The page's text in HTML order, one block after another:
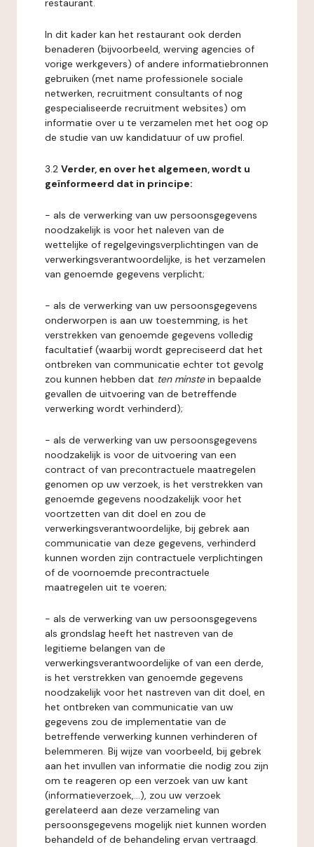
restaurant.
In dit kader kan het restaurant ook derden
benaderen (bijvoorbeeld, werving agencies of
vorige werkgevers) of andere informatiebronnen
gebruiken (met name professionele sociale
netwerken, recruitment consultants of nog
gespecialiseerde recruitment websites) om
informatie over u te verzamelen met het oog op
de studie van uw kandidatuur of uw profiel.
3.2 Verder, en over het algemeen, wordt u
geïnformeerd dat in principe:
- als de verwerking van uw persoonsgegevens
noodzakelijk is voor het naleven van de
wettelijke of regelgevingsverplichtingen van de
verwerkingsverantwoordelijke, is het verzamelen
van genoemde gegevens verplicht;
- als de verwerking van uw persoonsgegevens
onderworpen is aan uw toestemming, is het
verstrekken van genoemde gegevens volledig
facultatief (waarbij wordt gepreciseerd dat het
ontbreken van communicatie echter tot gevolg
zou kunnen hebben dat ten minstein bepaalde
gevallen de uitvoering van de betreffende
verwerking wordt verhinderd);
- als de verwerking van uw persoonsgegevens
noodzakelijk is voor de uitvoering van een
contract of van precontractuele maatregelen
genomen op uw verzoek, is het verstrekken van
genoemde gegevens noodzakelijk voor het
voortzetten van dit doel en zou de
verwerkingsverantwoordelijke, bij gebrek aan
communicatie van deze gegevens, verhinderd
kunnen worden zijn contractuele verplichtingen
of de voornoemde precontractuele
maatregelen uit te voeren;
- als de verwerking van uw persoonsgegevens
als grondslag heeft het nastreven van de
legitieme belangen van de
verwerkingsverantwoordelijke of van een derde,
is het verstrekken van genoemde gegevens
noodzakelijk voor het nastreven van dit doel, en
het ontbreken van communicatie van uw
gegevens zou de implementatie van de
betreffende verwerking kunnen verhinderen of
belemmeren. Bij wijze van voorbeeld, bij gebrek
aan het invullen van informatie die nodig zou zijn
om te reageren op een verzoek van uw kant
(informatieverzoek,...), zou uw verzoek
gerelateerd aan deze verzameling van
persoonsgegevens mogelijk niet kunnen worden
behandeld of de behandeling ervan vertraagd.